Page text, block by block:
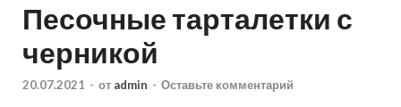
Песочные тарталетки с
черникой
20.07.2021 - от admin - Оставьте комментарий